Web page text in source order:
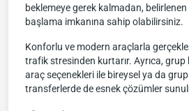
beklemeye gerek kalmadan,
başlama imkanına sahip olabilirsiniz.
Konforlu ve modern araçlarla
trafik stresinden kurtarır. Ayrıca,
araç seçenekleri ile bireysel ya da
transferlerde de esnek çözümler